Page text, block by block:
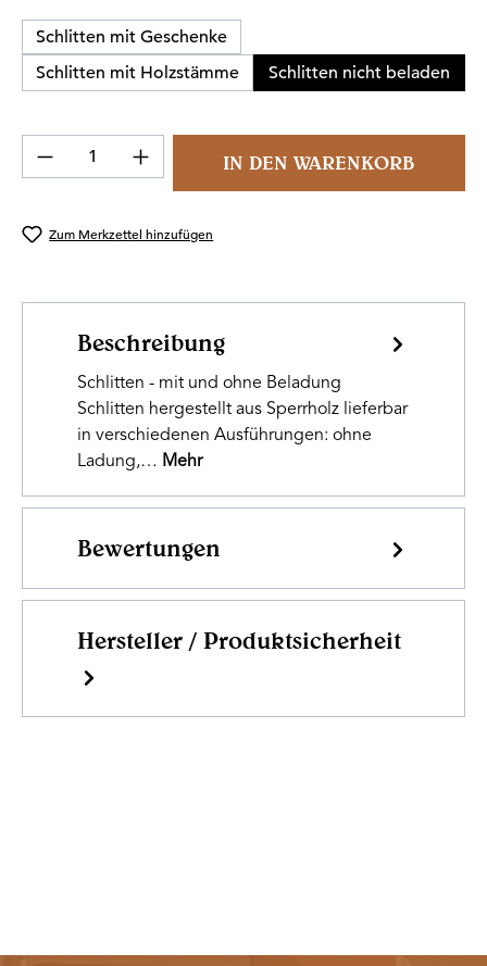
Schlitten mit Geschenke
Schlitten mit Holzstämme
Schlitten nicht beladen
Produkt Anzahl: Gib den gewünschten
IN DEN WARENKORB
Zum Merkzettel hinzufügen
Beschreibung
Schlitten - mit und ohne Beladung
Schlitten hergestellt aus Sperrholz lieferbar
in verschiedenen Ausführungen: ohne
Ladung,… Mehr
Bewertungen
Hersteller / Produktsicherheit